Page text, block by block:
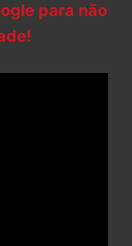
para não